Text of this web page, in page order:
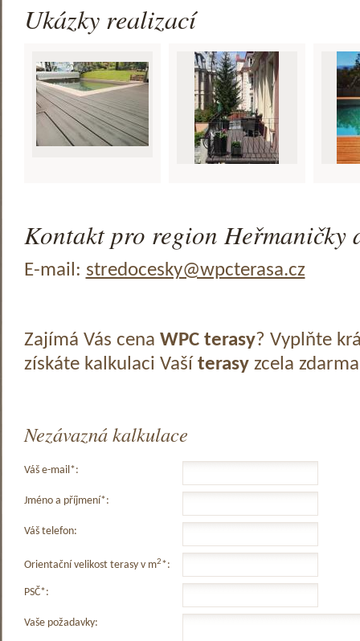
Ukázky realizací
Kontakt pro region Heřmaničky
E-mail: stredocesky@wpcterasa.cz
Zajímá Vás cena WPC terasy? Vyplňte
získáte kalkulaci Vaší terasyzcela
Nezávazná kalkulace
Váš e-mail*:
Jméno a příjmení*:
Váš telefon:
Orientační velikost terasy v m2*:
PSČ*:
Vaše požadavky: